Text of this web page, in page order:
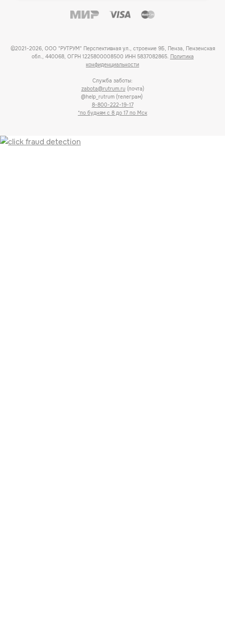
©2021-2026, ООО "РУТРУМ" Перспективная ул., строение 9Б, Пенза, Пензенская
обл., 440068, ОГРН 1225800008500 ИНН 5837082865. Политика
конфиденциальности
Служба заботы:
zabota@rutrum.ru (почта)
@help_rutrum (телеграм)
8-800-222-19-17
*по будням с 8 до 17 по Мск